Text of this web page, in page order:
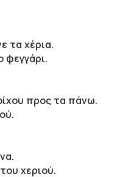
τα χέρια.
φεγγάρι.
προς τα πάνω.
χεριού.